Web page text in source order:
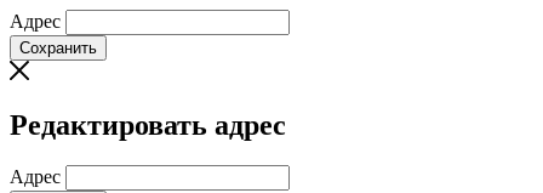
Адрес
Сохранить
Редактировать адрес
Адрес